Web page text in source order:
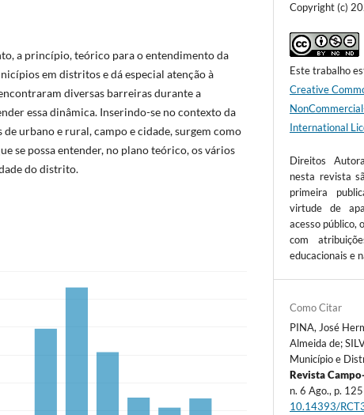
a princípio, teórico para o entendimento da
em distritos e dá especial atenção à
diversas barreiras durante a
essa dinâmica. Inserindo-se no contexto da
urbano e rural, campo e cidade, surgem como
se possa entender, no plano teórico, os vários
do distrito.
Copyright (c)
Este trabalho
Creative
International
Direitos
nesta revista
primeira
virtude de
acesso público,
com
educacionais e
Como Citar
PINA, José
Almeida de;
Município e
Revista
n. 6 Ago., p.
10.14393/